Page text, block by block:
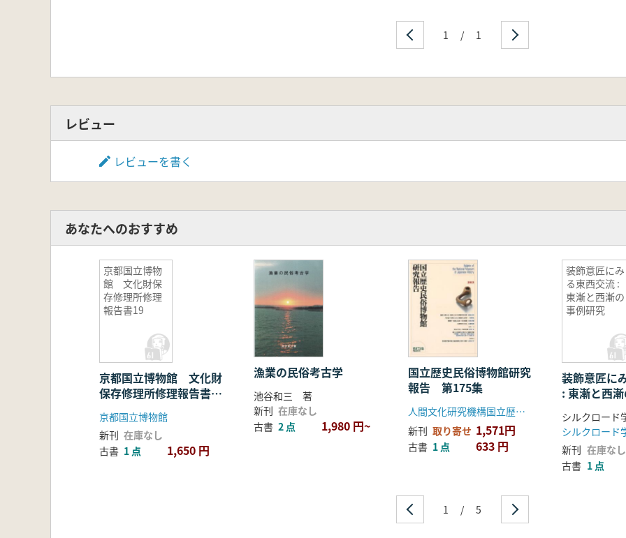
1 / 1
レビュー
レビューを書く
あなたへのおすすめ
京都国立博物
館 文化財保
存修理所修理
報告書19
京都国立博物館 文化財
保存修理所修理報告書
19
京都国立博物館
新刊 在庫なし
古書 1 点 1,650 円
漁業の民俗考古学
池谷和三 著
新刊 在庫なし
古書 2 点 1,980 円~
国立歴史民俗博物館研究
報告 第175集
人間文化研究機構国立歴史民俗博物館
新刊 取り寄せ 1,571円
古書 1 点 633 円
装飾意匠にみ
る東西交流 :
東漸と西漸の
事例研究
装飾意匠に
: 東漸と西
新刊 在庫なし
古書 1 点
1 / 5